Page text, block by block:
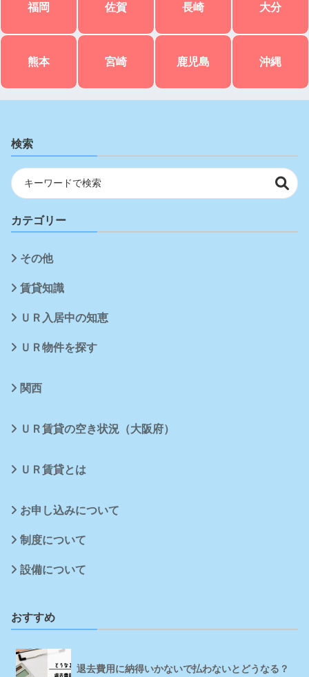
福岡 佐賀 長崎 大分
熊本 宮崎 鹿児島 沖縄
検索
カテゴリー
その他
賃貸知識
ＵＲ入居中の知恵
ＵＲ物件を探す
関西
ＵＲ賃貸の空き状況（大阪府）
ＵＲ賃貸とは
お申し込みについて
制度について
設備について
おすすめ
退去費用に納得いかないで払わないとどうなる？